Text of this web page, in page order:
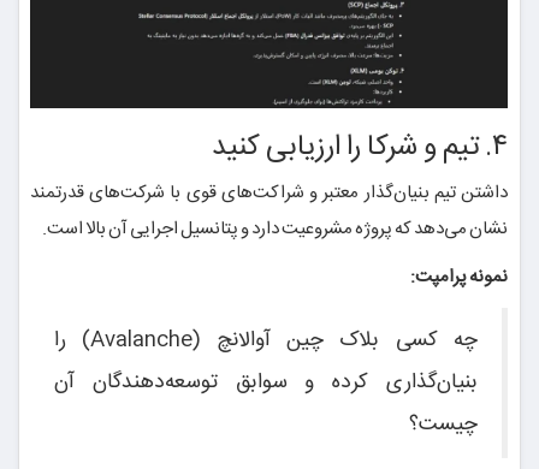
۴. تیم و شرکا را ارزیابی کنید
داشتن تیم بنیان‌گذار معتبر و شراکت‌های قوی با شرکت‌های قدرتمند
نشان می‌دهد که پروژه مشروعیت دارد و پتانسیل اجرایی آن بالا است.
نمونه پرامپت:
چه کسی بلاک چین آوالانچ (Avalanche) را
بنیان‌گذاری کرده و سوابق توسعه‌دهندگان آن
چیست؟